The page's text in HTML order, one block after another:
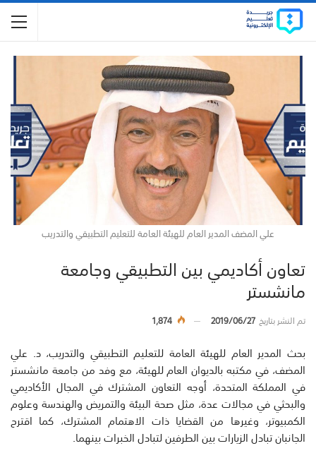
علي المضف المدير العام للهيئة العامة للتعليم التطبيقي والتدريب
تعاون أكاديمي بين التطبيقي وجامعة
مانشستر
تم النشر بتاريخ2019/06/27
1,874
بحث المدير العام للهيئة العامة للتعليم التطبيقي والتدريب، د. علي
المضف، في مكتبه بالديوان العام للهيئة، مع وفد من جامعة مانشستر
في المملكة المتحدة، أوجه التعاون المشترك في المجال الأكاديمي
والبحثي في مجالات عدة، مثل صحة البيئة والتمريض والهندسة وعلوم
الكمبيوتر، وغيرها من القضايا ذات الاهتمام المشترك، كما اقترح
الجانبان تبادل الزيارات بين الطرفين لتبادل الخبرات بينهما.